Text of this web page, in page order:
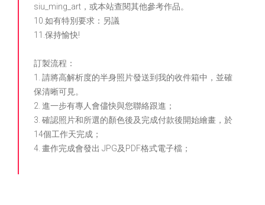
siu_ming_art，或本站查閱其他參考作品。
10.如有特別要求：另議
11.保持愉快!
訂製流程：
1. 請將高解析度的半身照片發送到我的收件箱中，並確
保清晰可見。
2. 進一步有專人會儘快與您聯絡跟進；
3. 確認照片和所選的顏色後及完成付款後開始繪畫，於
14個工作天完成；
4. 畫作完成會發出 JPG及PDF格式電子檔；